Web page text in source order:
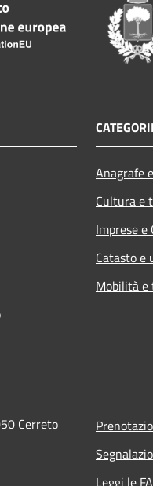
Anagrafe
Cultura e
Imprese e
Catasto e
Mobilità
Cerreto
Leggi le